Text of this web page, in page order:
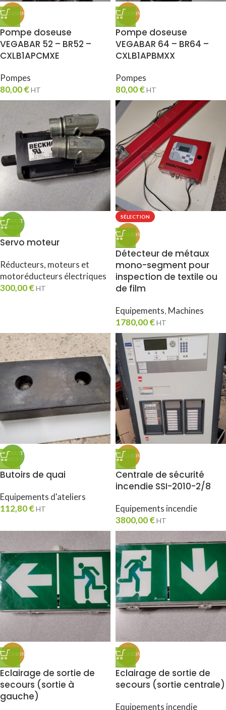
Pompe doseuse
VEGABAR 52 – BR52 –
CXLB1APCMXE
Pompes
80,00€HT
Pompe doseuse
VEGABAR 64 – BR64 –
CXLB1APBMXX
Pompes
80,00€HT
Servo moteur
Réducteurs, moteurs et
motoréducteurs électriques
300,00€HT
SÉLECTION
Détecteur de métaux
mono-segment pour
inspection de textile ou
de film
Equipements, Machines
1780,00€HT
Butoirs de quai
Equipements d'ateliers
112,80€HT
Centrale de sécurité
incendie SSI-2010-2/8
Equipements incendie
3800,00€HT
Eclairage de sortie de
secours (sortie à
gauche)
Eclairage de sortie de
secours (sortie centrale)
Equipements incendie